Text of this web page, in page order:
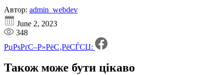
Автор: admin_webdev
June 2, 2023
348
РџРѕРґС–Р»РёС‚РёСЃСЏ:
Також може бути цікаво